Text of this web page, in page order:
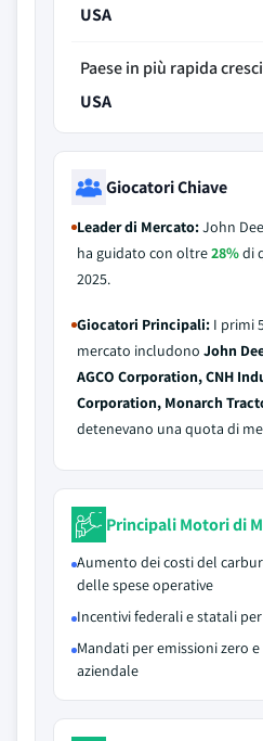
USA
Paese in più rapida
USA
Giocatori Chiave
Leader di Mercato:John
ha guidato con oltre28%di
2025.
Giocatori Principali: I primi
mercato includono John
AGCO Corporation, CNH
Corporation, Monarch
detenevano una quota di
Principali Motori di
Aumento dei costi del
delle spese operative
Incentivi federali e statali
Mandati per emissioni zero
aziendale